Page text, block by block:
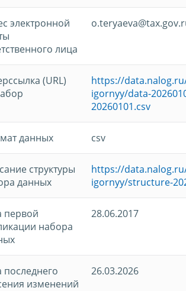
электронной
лица
(URL)
https://
igornyy/data-
20260101.csv
данных csv
структуры
данных
https://
igornyy/structure-
первой
набора
28.06.2017
последнего
изменений
26.03.2026